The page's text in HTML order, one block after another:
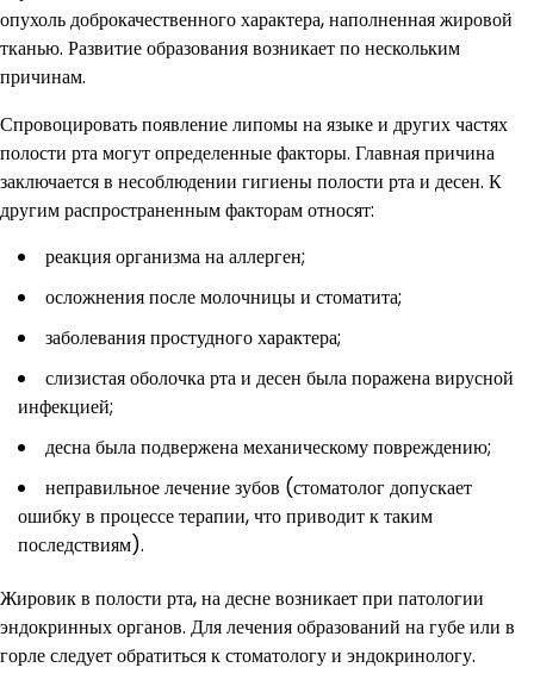
опухоль доброкачественного характера, наполненная жировой
тканью. Развитие образования возникает по нескольким
причинам.
Спровоцировать появление липомы на языке и других частях
полости рта могут определенные факторы. Главная причина
заключается в несоблюдении гигиены полости рта и десен. К
другим распространенным факторам относят:
реакция организма на аллерген;
осложнения после молочницы и стоматита;
заболевания простудного характера;
слизистая оболочка рта и десен была поражена вирусной
инфекцией;
десна была подвержена механическому повреждению;
неправильное лечение зубов (стоматолог допускает
ошибку в процессе терапии, что приводит к таким
последствиям).
Жировик в полости рта, на десне возникает при патологии
эндокринных органов. Для лечения образований на губе или в
горле следует обратиться к стоматологу и эндокринологу.